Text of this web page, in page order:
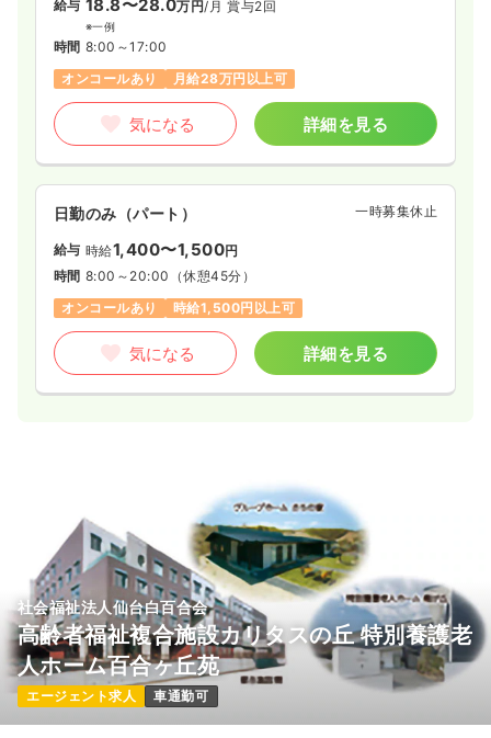
給与 18.8〜28.0万円/月 賞与2回
※一例
時間 8:00～17:00
オンコールあり
月給28万円以上可
気になる 詳細を見る
日勤のみ（パート） 一時募集休止
給与 時給1,400〜1,500円
時間 8:00～20:00 （休憩45分）
オンコールあり
時給1,500円以上可
気になる 詳細を見る
社会福祉法人仙台白百合会
高齢者福祉複合施設カリタスの丘 特別養護老
人ホーム百合ヶ丘苑
エージェント求人 車通勤可